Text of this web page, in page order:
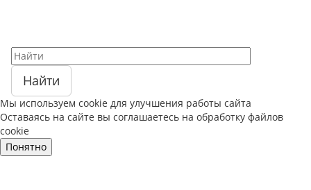
Найти
Мы используем cookie для улучшения работы сайта
Оставаясь на сайте вы соглашаетесь на обработку файлов
cookie
Понятно